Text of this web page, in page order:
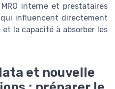
interne et prestataires
influencent directement
la capacité à absorber les
et nouvelle